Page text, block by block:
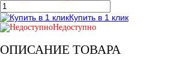
Купить в 1 клик
Недоступно
ОПИСАНИЕ ТОВАРА